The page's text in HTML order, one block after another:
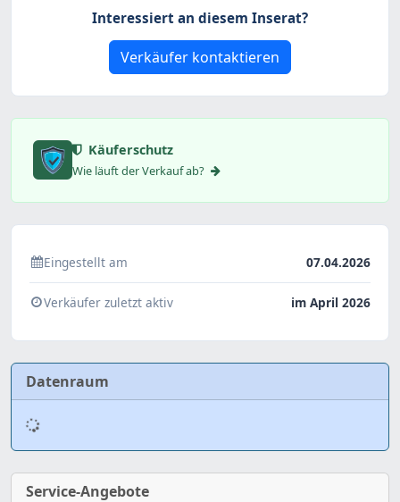
Interessiert an diesem Inserat?
Verkäufer kontaktieren
Käuferschutz
Wie läuft der Verkauf ab?
Eingestellt am 07.04.2026
Verkäufer zuletzt aktiv im April 2026
Datenraum
Service-Angebote